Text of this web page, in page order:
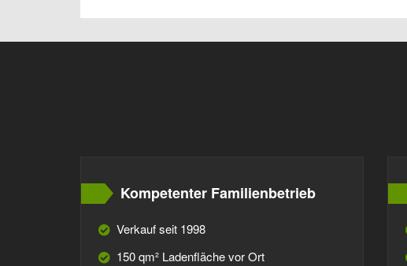
Kompetenter Familienbetrieb
Verkauf seit 1998
150 qm² Ladenfläche vor Ort